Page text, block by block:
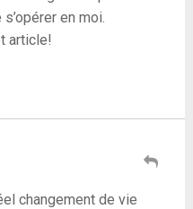
en moi.
article!
changement de vie